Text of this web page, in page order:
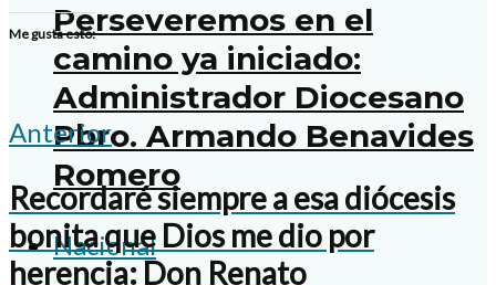
Perseveremos en el
camino ya iniciado:
Administrador Diocesano
Pbro. Armando Benavides
Romero
Nacional
Me gusta esto:
Anterior
Recordaré siempre a esa diócesis
bonita que Dios me dio por
herencia: Don Renato